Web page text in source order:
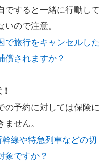
ですると一緒に行動して
ので注意。
で旅行をキャンセルした
償されますか？
の予約に対しては保険に
せん。
幹線や特急列車などの切
象ですか？